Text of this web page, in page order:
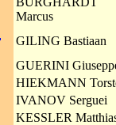
Marcus
GILING Bastiaan
GUERINI
HIEKMANN
IVANOV Serguei
KESSLER